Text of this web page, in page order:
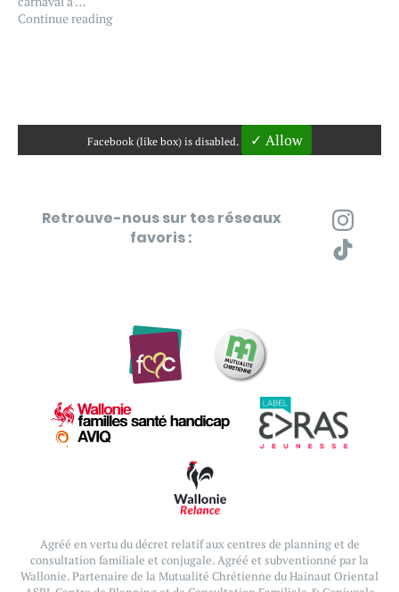
Continue reading
Facebook (like box) is disabled. ✓ Allow
Retrouve-nous sur tes réseaux
favoris :
Agréé en vertu du décret relatif aux centres de planning et de
consultation familiale et conjugale.Agréé et subventionné par la
Wallonie. Partenaire de la Mutualité Chrétienne du Hainaut Oriental